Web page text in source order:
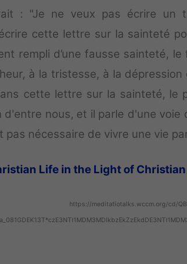
: "Je ne veux pas écrire un
cette lettre sur la sainteté
rempli d’une fausse sainteté, le
à la tristesse, à la dépression
cette lettre sur la sainteté, le
nous, et il parle d'une voie
nécessaire de vivre une vie
Life in the Light of
https://meditatiotalks.wccm.org/cd/